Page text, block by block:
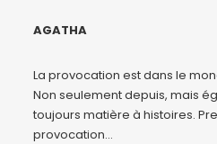
AGATHA
La provocation est dans le
Non seulement depuis, mais
toujours matière à histoires.
provocation…